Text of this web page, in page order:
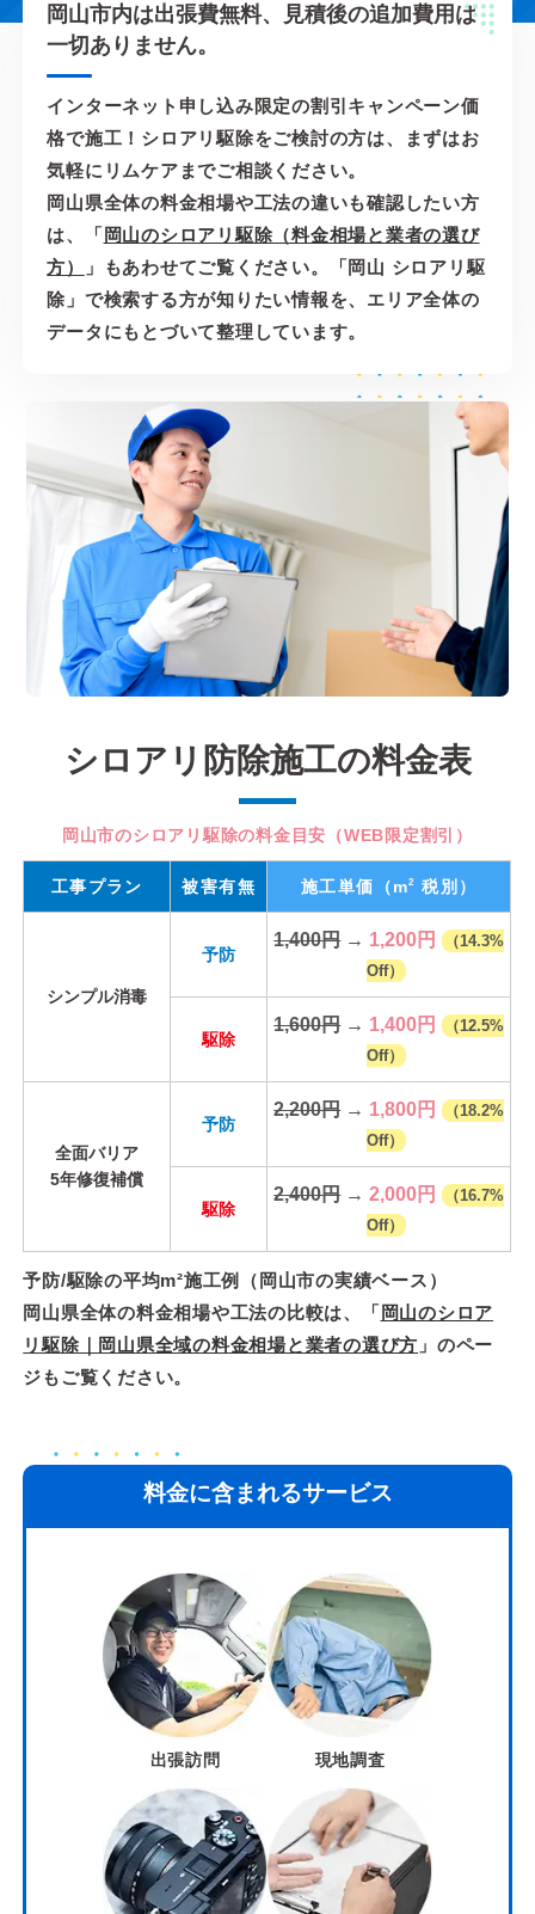
岡山市内は出張費無料、見積後の追加費用は
一切ありません。
インターネット申し込み限定の割引キャンペーン価
格で施工！シロアリ駆除をご検討の方は、まずはお
気軽にリムケアまでご相談ください。
岡山県全体の料金相場や工法の違いも確認したい方
は、「 岡山のシロアリ駆除（料金相場と業者の選び
方）
」もあわせてご覧ください。「岡山 シロアリ駆
除」で検索する方が知りたい情報を、エリア全体の
データにもとづいて整理しています。
シロアリ防除施工の料金表
岡山市のシロアリ駆除の料金目安（WEB限定割引）
工事プラン 被害有無 施工単価 （m2 税別）
シンプル消毒
予防
1,400円→ 1,200円
（14.3%
Off）
駆除
1,600円→ 1,400円
（12.5%
Off）
全面バリア
5年修復補償
予防
2,200円→ 1,800円
（18.2%
Off）
駆除
2,400円→2,000円
（16.7%
Off）
予防/駆除の平均m²施工例（岡山市の実績ベース）
岡山県全体の料金相場や工法の比較は、「 岡山のシロア
リ駆除｜岡山県全域の料金相場と業者の選び方 」のペー
ジもご覧ください。
料金に含まれるサービス
出張訪問 現地調査